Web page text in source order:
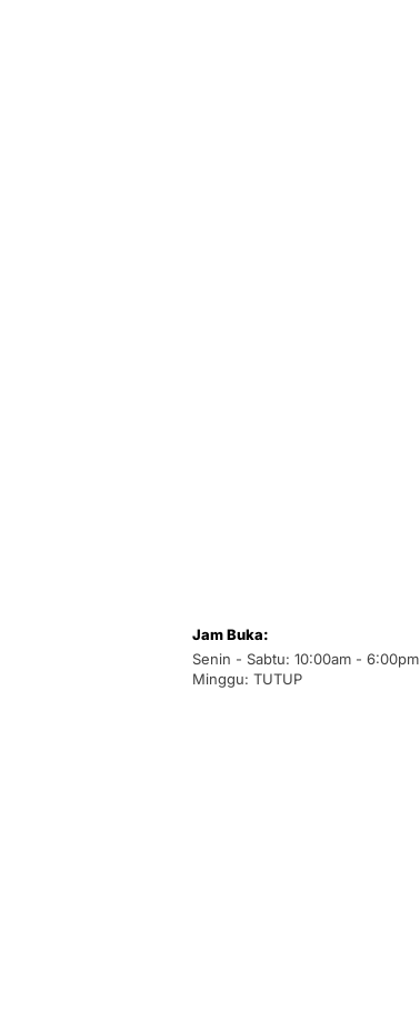
Jam Buka:
Senin - Sabtu: 10:00am - 6:00pm
Minggu: TUTUP